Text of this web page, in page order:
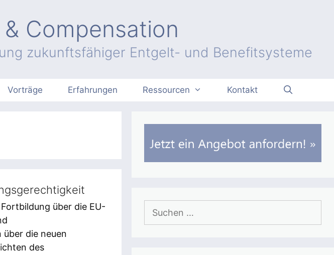
Compensation
zukunftsfähiger Entgelt- und Benefitsysteme
Vorträge Erfahrungen Ressourcen Kontakt
über die EU-
die neuen
des
nach: